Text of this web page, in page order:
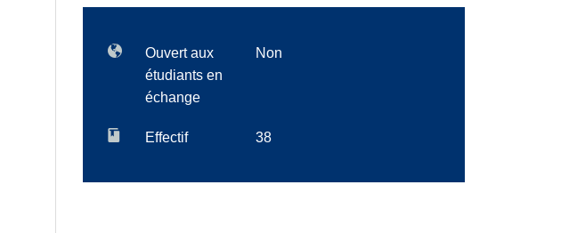
Ouvert aux
étudiants en
échange
Non
Effectif 38